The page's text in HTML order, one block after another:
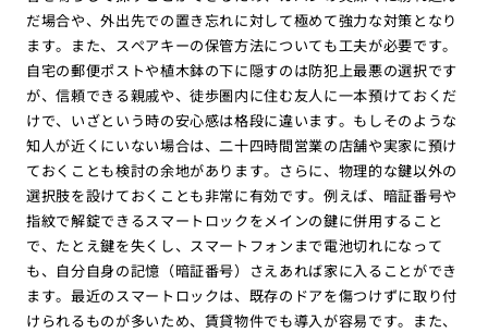
だ場合や、外出先での置き忘れに対して極めて強力な対策となり
ます。また、スペアキーの保管方法についても工夫が必要です。
自宅の郵便ポストや植木鉢の下に隠すのは防犯上最悪の選択です
が、信頼できる親戚や、徒歩圏内に住む友人に一本預けておくだ
けで、いざという時の安心感は格段に違います。もしそのような
知人が近くにいない場合は、二十四時間営業の店舗や実家に預け
ておくことも検討の余地があります。さらに、物理的な鍵以外の
選択肢を設けておくことも非常に有効です。例えば、暗証番号や
指紋で解錠できるスマートロックをメインの鍵に併用すること
で、たとえ鍵を失くし、スマートフォンまで電池切れになって
も、自分自身の記憶（暗証番号）さえあれば家に入ることができ
ます。最近のスマートロックは、既存のドアを傷つけずに取り付
けられるものが多いため、賃貸物件でも導入が容易です。また、